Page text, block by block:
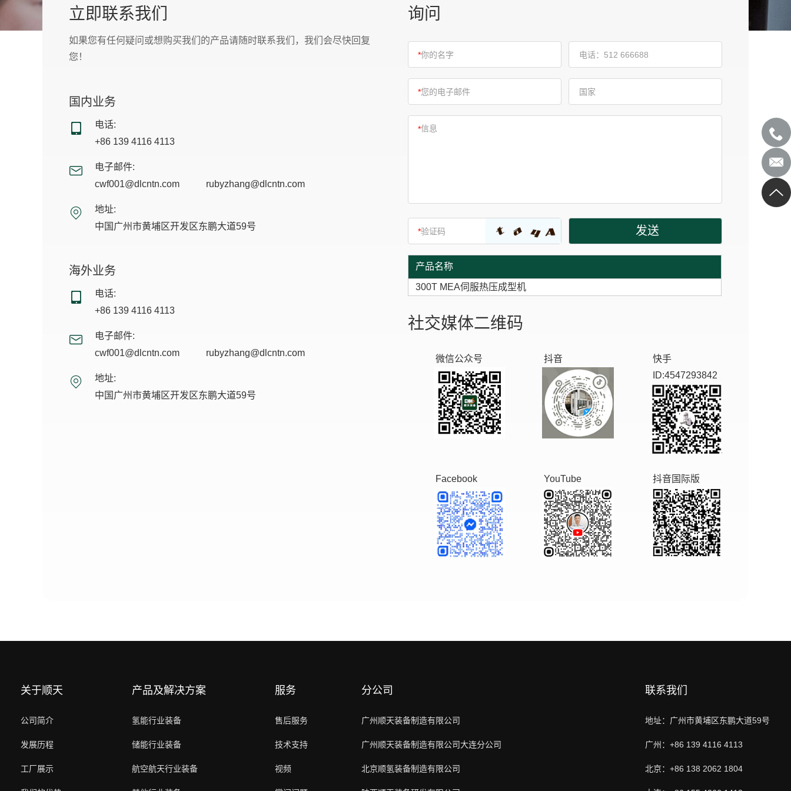
立即联系我们
如果您有任何疑问或想购买我们的产品请随时联系我们，我们会尽快回复
您！
国内业务
电话:
+86 139 4116 4113
电子邮件:
cwf001@dlcntn.com
rubyzhang@dlcntn.com
地址:
中国广州市黄埔区开发区东鹏大道59号
海外业务
电话:
+86 139 4116 4113
电子邮件:
cwf001@dlcntn.com
rubyzhang@dlcntn.com
地址:
中国广州市黄埔区开发区东鹏大道59号
询问
产品名称
300T MEA伺服热压成型机
社交媒体二维码
微信公众号 抖音
快手
ID:4547293842
Facebook YouTube 抖音国际版
关于顺天
公司简介
发展历程
工厂展示
产品及解决方案
氢能行业装备
储能行业装备
航空航天行业装备
服务
售后服务
技术支持
视频
分公司
广州顺天装备制造有限公司
广州顺天装备制造有限公司大连分公司
北京顺氢装备制造有限公司
联系我们
地址：广州市黄埔区东鹏大道59号
广州：+86 139 4116 4113
北京：+86 138 2062 1804